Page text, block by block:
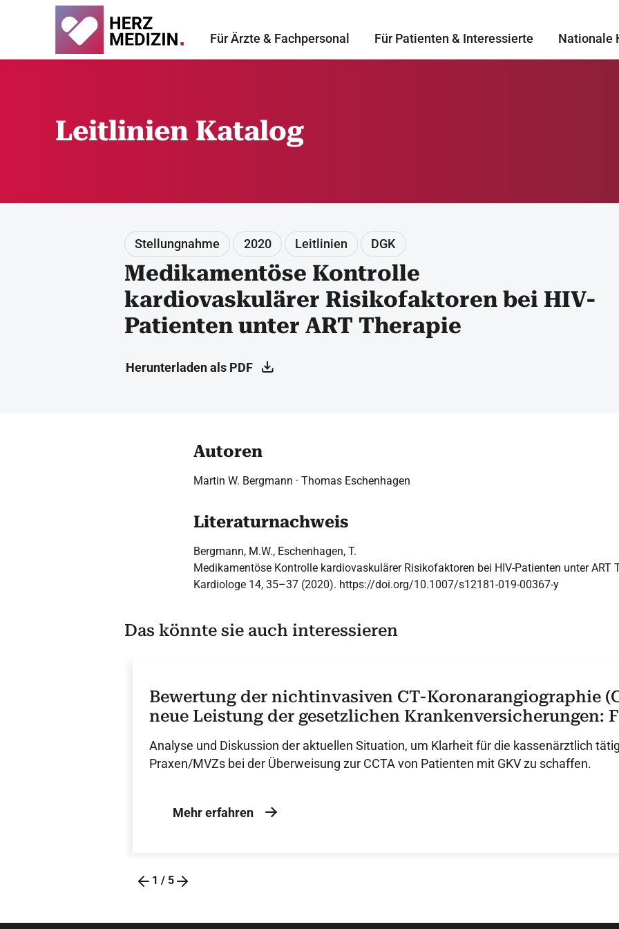
Für Ärzte & Fachpersonal Für Patienten & Interessierte Nationale
Leitlinien Katalog
Stellungnahme 2020 Leitlinien DGK
Medikamentöse Kontrolle
kardiovaskulärer Risikofaktoren bei HIV-
Patienten unter ART Therapie
Herunterladen als PDF
Autoren
Martin W. Bergmann · Thomas Eschenhagen
Literaturnachweis
Bergmann, M.W., Eschenhagen, T.
Medikamentöse Kontrolle kardiovaskulärer Risikofaktoren bei HIV-Patienten unter ART
Kardiologe 14, 35–37 (2020). https://doi.org/10.1007/s12181-019-00367-y
Das könnte sie auch interessieren
Bewertung der nichtinvasiven CT-Koronarangiographie
neue Leistung der gesetzlichen Krankenversicherungen:
welche Patienten ist sie zugelassen? Für welche nicht?
beachten? – DGK-Stellungnahme
Analyse und Diskussion der aktuellen Situation, um Klarheit für die kassenärztlich
Praxen/MVZs bei der Überweisung zur CCTA von Patienten mit GKV zu schaffen.
Mehr erfahren
1 / 5